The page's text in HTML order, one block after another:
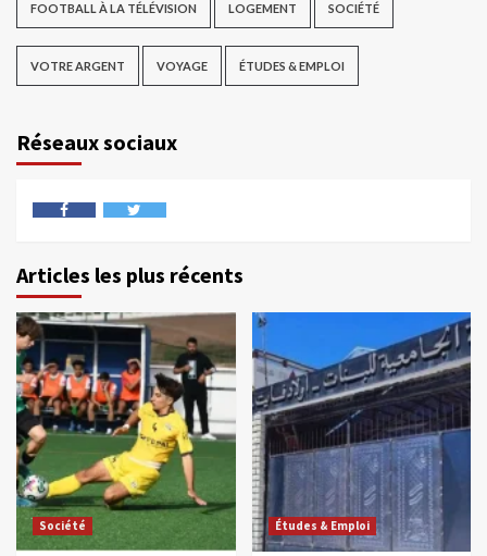
FOOTBALL À LA TÉLÉVISION LOGEMENT SOCIÉTÉ
VOTRE ARGENT VOYAGE ÉTUDES & EMPLOI
Réseaux sociaux
Articles les plus récents
Société Études & Emploi